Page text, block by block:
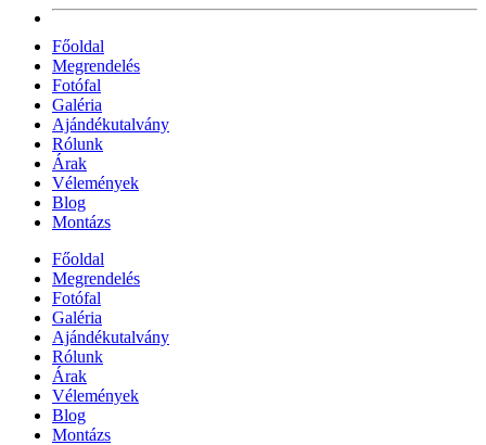
Főoldal
Megrendelés
Fotófal
Galéria
Ajándékutalvány
Rólunk
Árak
Vélemények
Blog
Montázs
Főoldal
Megrendelés
Fotófal
Galéria
Ajándékutalvány
Rólunk
Árak
Vélemények
Blog
Montázs